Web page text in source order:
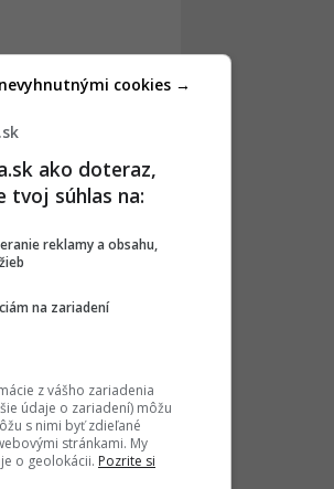
ako doteraz,
tvoj súhlas na:
reklamy a obsahu,
na zariadení
z vášho zariadenia
údaje o zariadení) môžu
s nimi byť zdieľané
stránkami. My
o geolokácii. Pozrite si
cookies →